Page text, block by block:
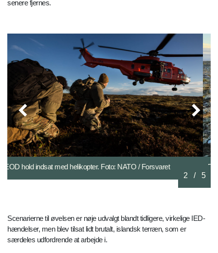
senere fjernes.
2 / 5
EOD operatør, der arbejder på at rydde en luremine. Foto:
Scenarierne til øvelsen er nøje udvalgt blandt tidligere, virkelige IED-
hændelser, men blev tilsat lidt brutalt, islandsk terræn, som er
særdeles udfordrende at arbejde i.